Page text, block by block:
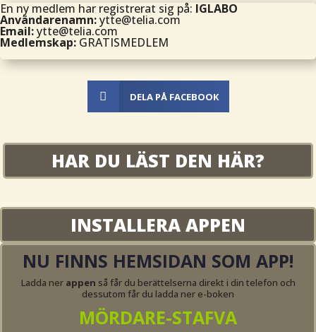
En ny medlem har registrerat sig på: IGLABO
Användarenamn:ytte@telia.com
Email:ytte@telia.com
Medlemskap: GRATISMEDLEM
 DELA PÅ FACEBOOK
HAR DU LÄST DEN HÄR?
INSTALLERA APPEN
NU FINNS HEMSIDAN SOM APP!
Ladda ner appen så får du berättelserna direkt i din telefon och
dessutom får du ladda ner e-boken
MÖRDARE-STAFVA